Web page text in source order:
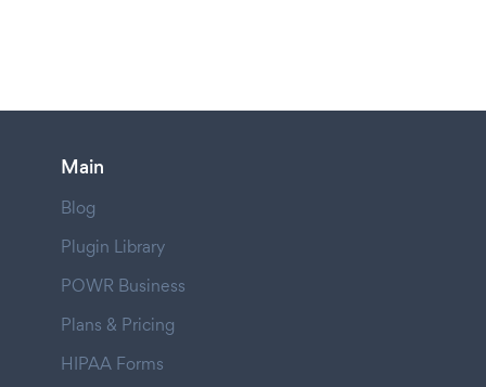
Main
Blog
Plugin Library
POWR Business
Plans & Pricing
HIPAA Forms